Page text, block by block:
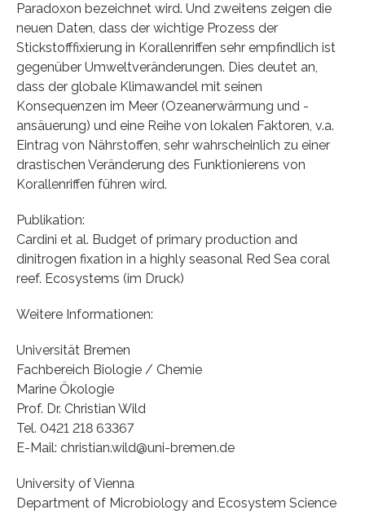
Paradoxon bezeichnet wird. Und zweitens zeigen die
neuen Daten, dass der wichtige Prozess der
Stickstofffixierung in Korallenriffen sehr empfindlich ist
gegenüber Umweltveränderungen. Dies deutet an,
dass der globale Klimawandel mit seinen
Konsequenzen im Meer (Ozeanerwärmung und -
ansäuerung) und eine Reihe von lokalen Faktoren, v.a.
Eintrag von Nährstoffen, sehr wahrscheinlich zu einer
drastischen Veränderung des Funktionierens von
Korallenriffen führen wird.
Publikation:
Cardini et al. Budget of primary production and
dinitrogen fixation in a highly seasonal Red Sea coral
reef. Ecosystems (im Druck)
Weitere Informationen:
Universität Bremen
Fachbereich Biologie / Chemie
Marine Ökologie
Prof. Dr. Christian Wild
Tel. 0421 218 63367
E-Mail: christian.wild@uni-bremen.de
University of Vienna
Department of Microbiology and Ecosystem Science